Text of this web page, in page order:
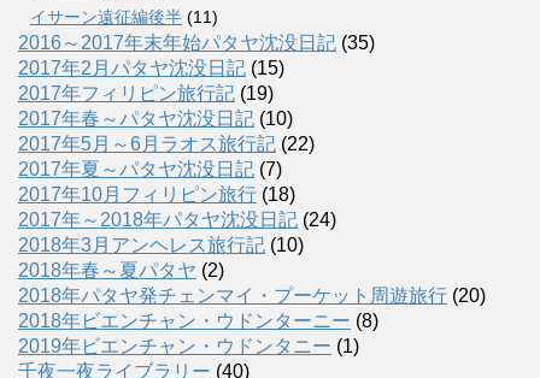
イサーン遠征編後半 (11)
2016～2017年末年始パタヤ沈没日記 (35)
2017年2月パタヤ沈没日記 (15)
2017年フィリピン旅行記 (19)
2017年春～パタヤ沈没日記 (10)
2017年5月～6月ラオス旅行記 (22)
2017年夏～パタヤ沈没日記 (7)
2017年10月フィリピン旅行 (18)
2017年～2018年パタヤ沈没日記 (24)
2018年3月アンヘレス旅行記 (10)
2018年春～夏パタヤ (2)
2018年パタヤ発チェンマイ・プーケット周遊旅行 (20)
2018年ビエンチャン・ウドンターニー (8)
2019年ビエンチャン・ウドンタニー (1)
千夜一夜ライブラリー (40)